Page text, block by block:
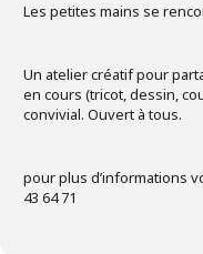
Les petites mains se
Un atelier créatif pour
en cours (tricot, dessin,
convivial. Ouvert à tous.
pour plus d’informations
43 64 71